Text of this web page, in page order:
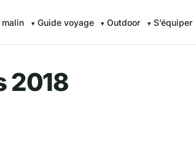
avec
malin Guide voyage Outdoor S’équiper
2018